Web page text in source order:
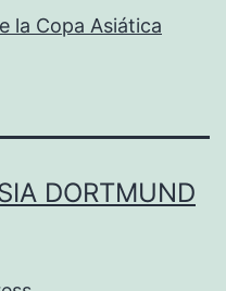
la Copa Asiática
DORTMUND